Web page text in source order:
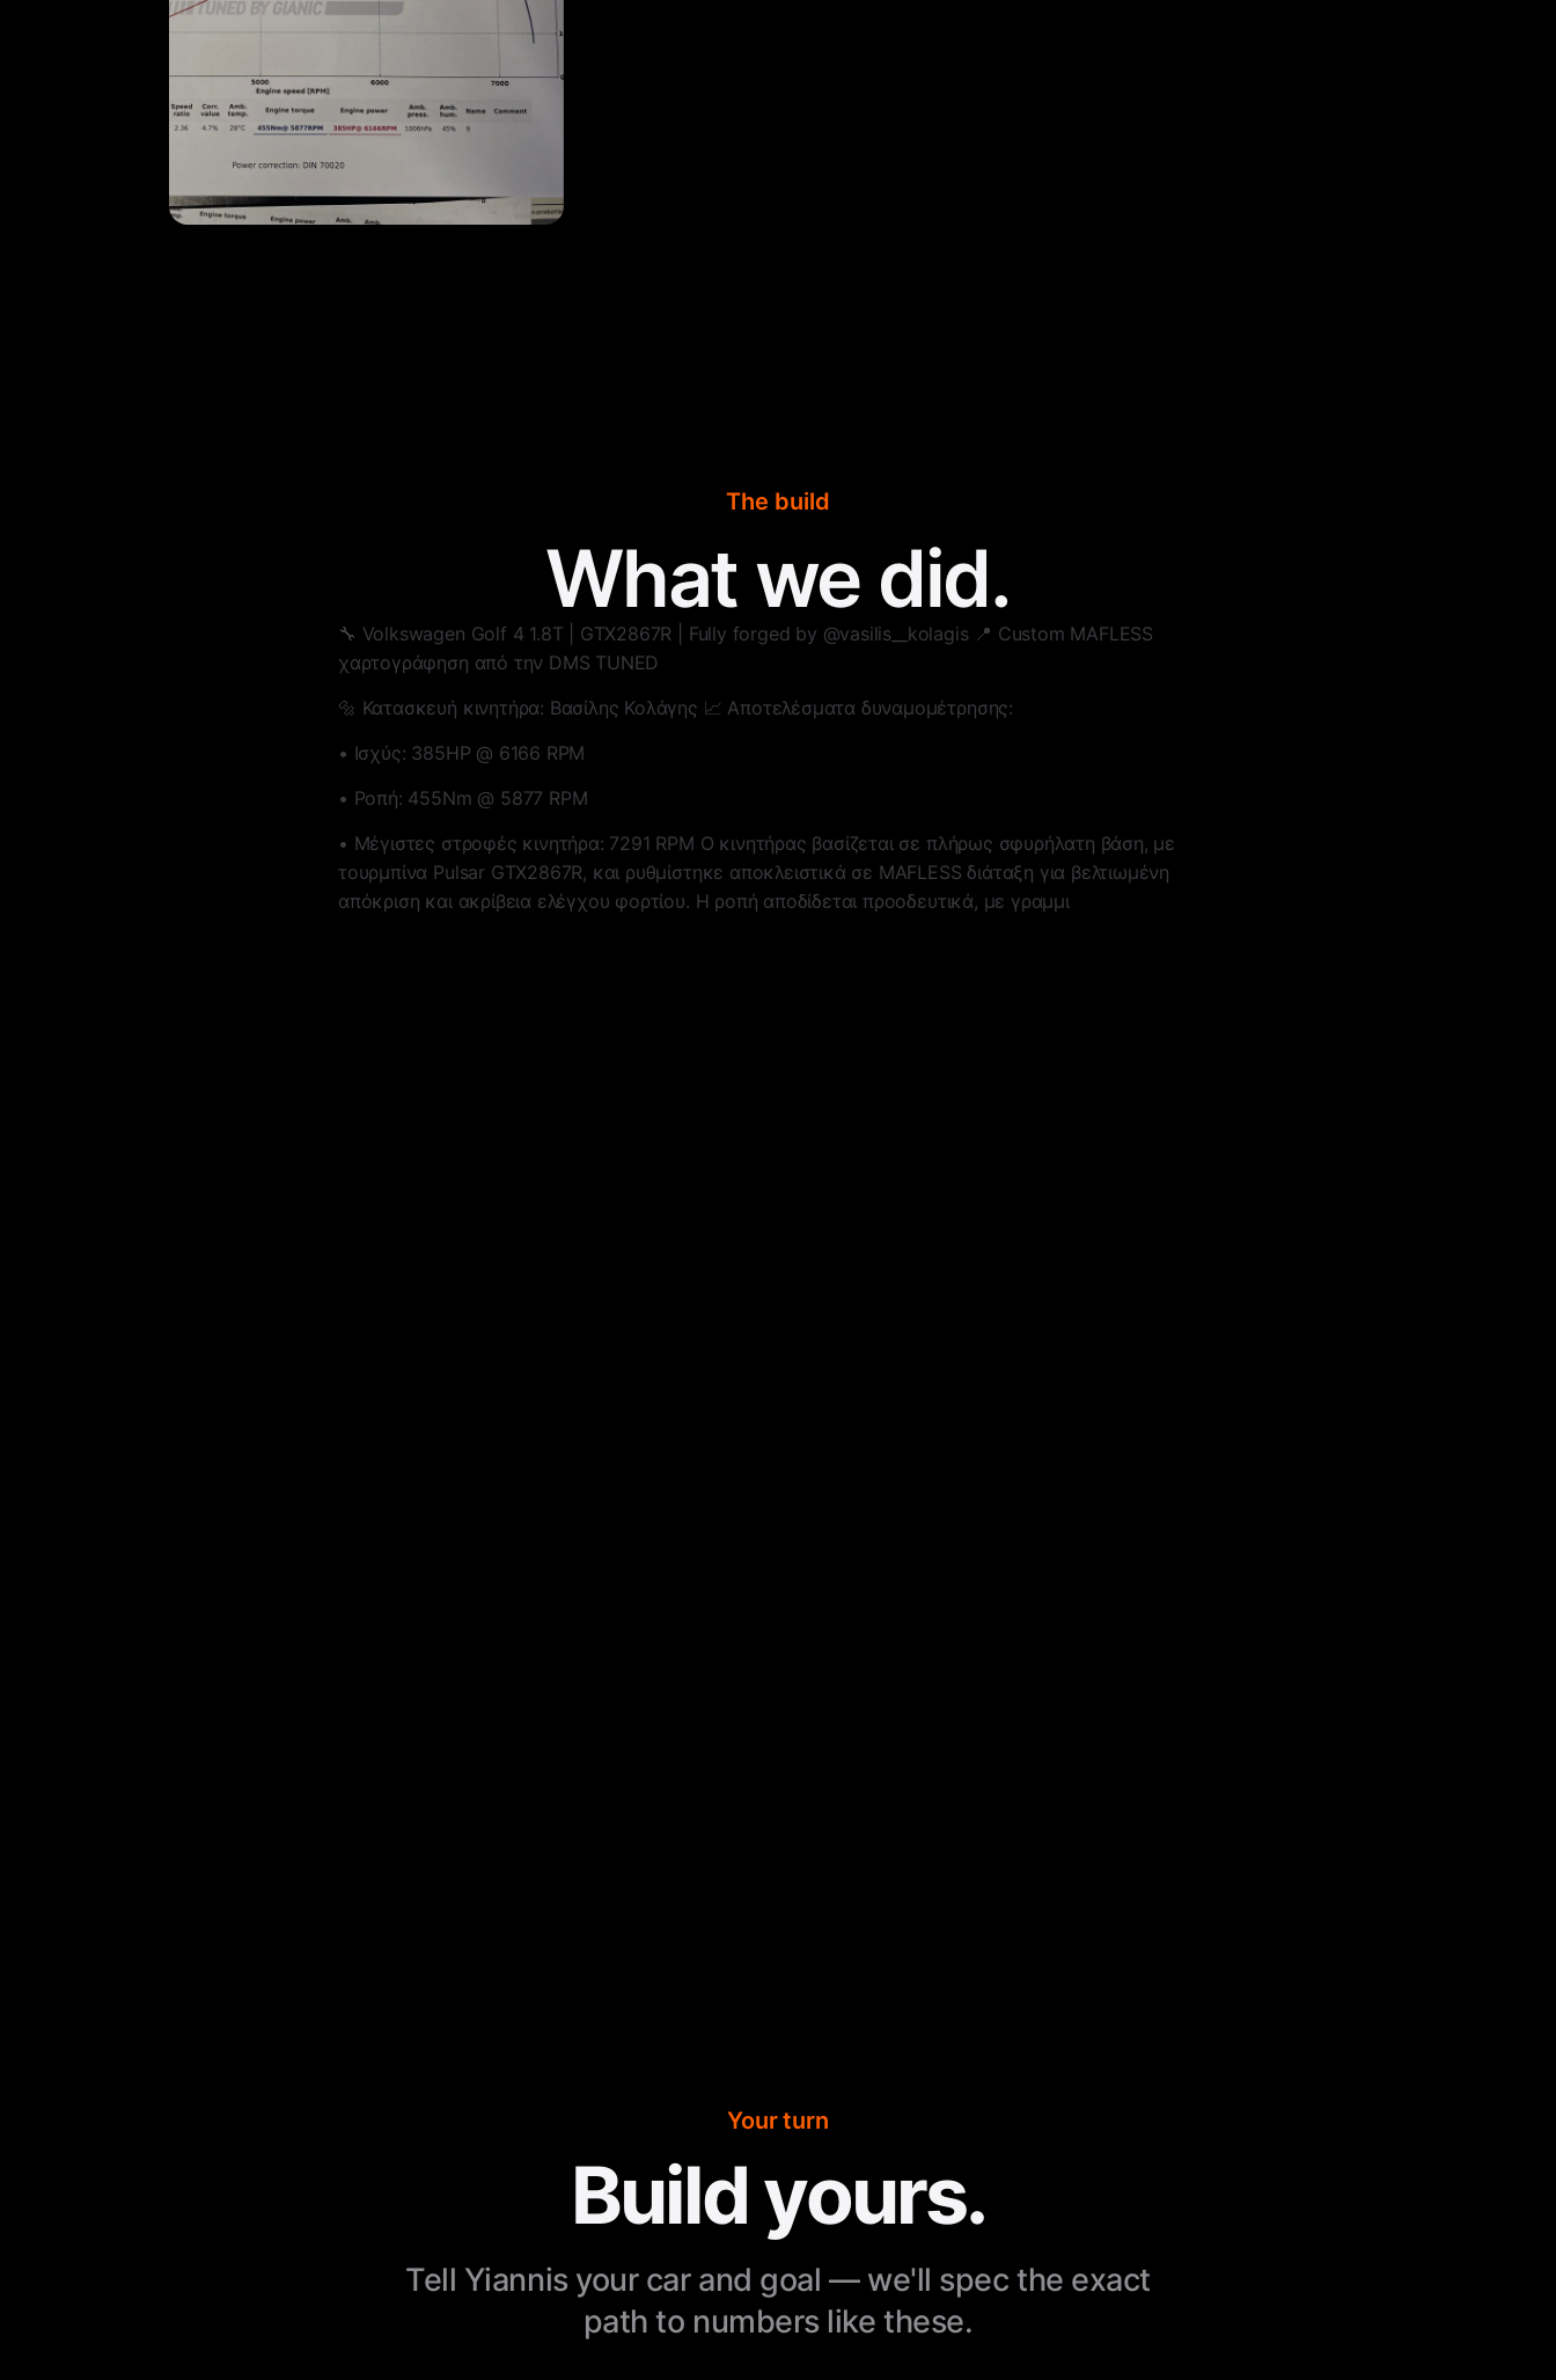
The build
What we did.
🔧 Volkswagen Golf 4 1.8T | GTX2867R | Fully forged by @vasilis__kolagis 📍 Custom MAFLESS
χαρτογράφηση από την DMS TUNED
🔩 Κατασκευή κινητήρα: Βασίλης Κολάγης 📈 Αποτελέσματα δυναμομέτρησης:
• Ισχύς: 385HP @ 6166 RPM
• Ροπή: 455Nm @ 5877 RPM
• Μέγιστες στροφές κινητήρα: 7291 RPM Ο κινητήρας βασίζεται σε πλήρως σφυρήλατη βάση, με
τουρμπίνα Pulsar GTX2867R, και ρυθμίστηκε αποκλειστικά σε MAFLESS διάταξη για βελτιωμένη
απόκριση και ακρίβεια ελέγχου φορτίου. Η ροπή αποδίδεται προοδευτικά, με γραμμι
Your turn
Build yours.
Tell Yiannis your car and goal — we'll spec the exact
path to numbers like these.